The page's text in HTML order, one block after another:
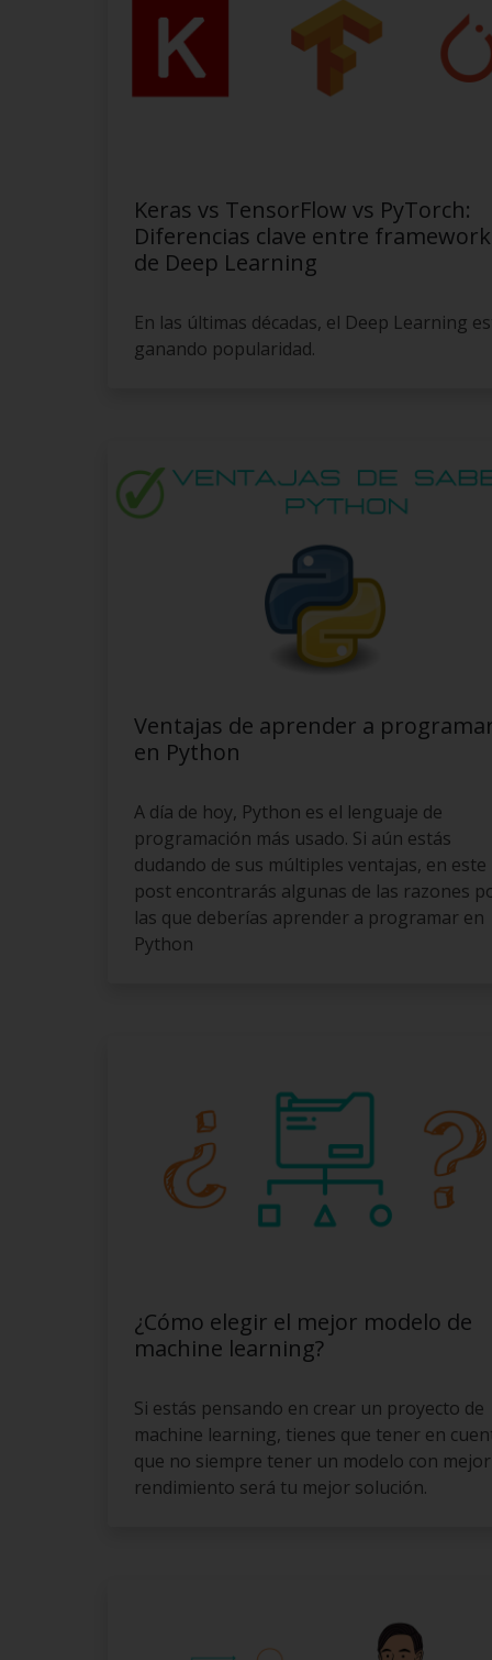
Keras vs TensorFlow vs PyTorch:
Diferencias clave entre
de Deep Learning
En las últimas décadas, el Deep Learning
ganando popularidad.
Ventajas de aprender a
en Python
A día de hoy, Python es el lenguaje de
programación más usado. Si aún estás
dudando de sus múltiples ventajas, en este
post encontrarás algunas de las razones
las que deberías aprender a programar en
Python
¿Cómo elegir el mejor modelo de
machine learning?
Si estás pensando en crear un proyecto de
machine learning, tienes que tener en
que no siempre tener un modelo con mejor
rendimiento será tu mejor solución.